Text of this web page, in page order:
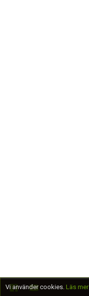
Vi använder cookies. Läs mer